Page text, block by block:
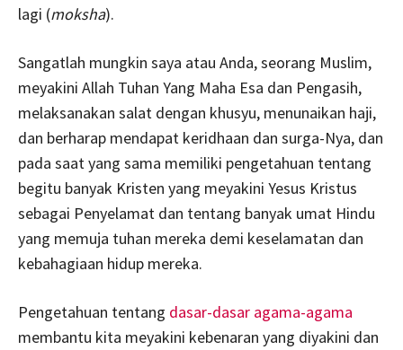
lagi (moksha).
Sangatlah mungkin saya atau Anda, seorang Muslim,
meyakini Allah Tuhan Yang Maha Esa dan Pengasih,
melaksanakan salat dengan khusyu, menunaikan haji,
dan berharap mendapat keridhaan dan surga-Nya, dan
pada saat yang sama memiliki pengetahuan tentang
begitu banyak Kristen yang meyakini Yesus Kristus
sebagai Penyelamat dan tentang banyak umat Hindu
yang memuja tuhan mereka demi keselamatan dan
kebahagiaan hidup mereka.
Pengetahuan tentang dasar-dasar agama-agama
membantu kita meyakini kebenaran yang diyakini dan